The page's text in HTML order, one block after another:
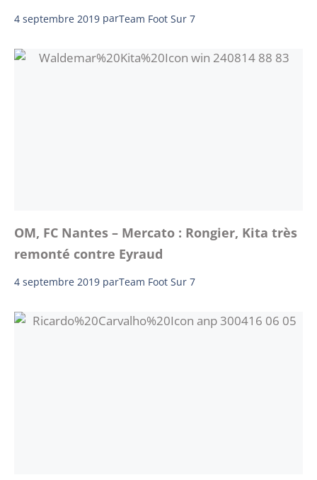
4 septembre 2019 parTeam Foot Sur 7
OM, FC Nantes – Mercato : Rongier, Kita très
remonté contre Eyraud
4 septembre 2019 parTeam Foot Sur 7